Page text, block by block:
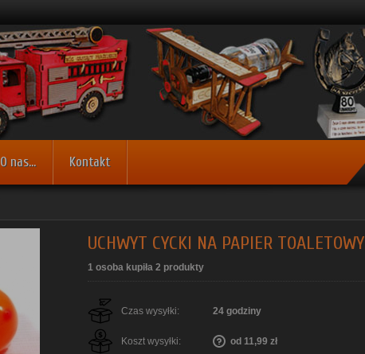
O nas... Kontakt
UCHWYT CYCKI NA PAPIER TOALETOWY
1 osoba kupiła 2 produkty
Czas wysyłki: 24 godziny
Koszt wysyłki: od 11,99 zł